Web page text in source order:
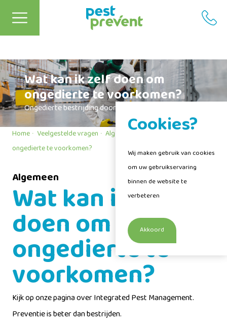
Wat kan ik zelf doen om
ongedierte te voorkomen?
Ongedierte bestrijding door een vakman van Pest Prevent
Home Veelgestelde vragen Algemeen Wat kan ik zelf doen om
ongedierte te voorkomen?
Algemeen
Wat kan ik zelf
doen om
ongedierte te
voorkomen?
Kijk op onze pagina overIntegrated Pest Management.
Preventie is beter dan bestrijden.
Cookies?
Wij maken gebruik van cookies
om uw gebruikservaring
binnen de website te
verbeteren
Akkoord